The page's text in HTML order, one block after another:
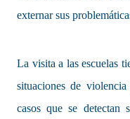
externar sus
La visita a las escuelas
situaciones de
casos que se detectan